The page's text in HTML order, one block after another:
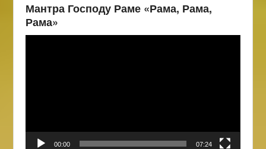
Мантра Господу Раме «Рама, Рама,
Рама»
00:00 07:24